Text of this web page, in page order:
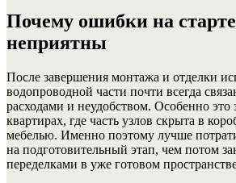
Почему ошибки на
неприятны
После завершения монтажа и отделки
водопроводной части почти всегда
расходами и неудобством. Особенно это
квартирах, где часть узлов скрыта в
мебелью. Именно поэтому лучше
на подготовительный этап, чем потом
переделками в уже готовом